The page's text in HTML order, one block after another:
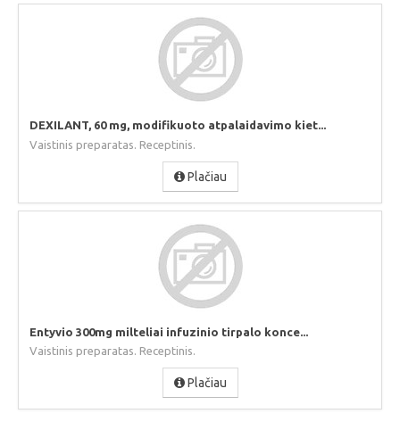
DEXILANT, 60 mg, modifikuoto atpalaidavimo kiet...
Vaistinis preparatas. Receptinis.
Plačiau
Entyvio 300mg milteliai infuzinio tirpalo konce...
Vaistinis preparatas. Receptinis.
Plačiau